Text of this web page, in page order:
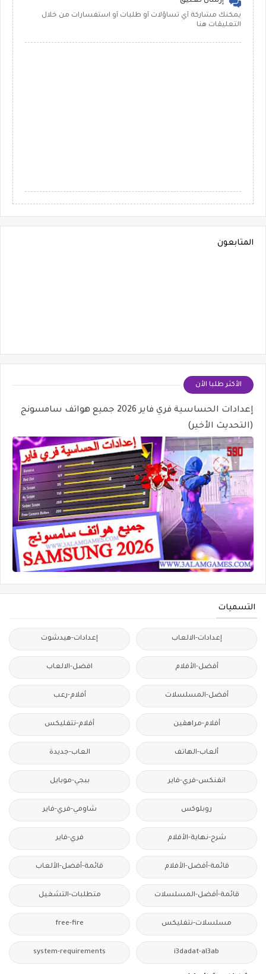
يمكنك مشاركة أي تساؤلات أو طلبات أو استفسارات من خلال
التعليقات هنا
المتابعون
الأكثر طلبا الأن
إعدادات الحساسية فري فاير 2026 جميع هواتف سامسونج
(التحديث الأخير)
التسميات
إعدادات-الالعاب إعدادات-هيدشوت
أفضل-الأفلام افضل-الالعاب
أفضل-المسلسلات أفلام-رعب
أفلام-مراهقين أفلام-نتفليكس
ألعاب-الهاتف العاب-جديدة
انفنكس-فري-فاير ببجي-موبايل
روبلوكس شاومي-فري-فاير
شرح-نهاية-الأفلام فري-فاير
قائمة-أفضل-الأفلام قائمة-أفضل-الألعاب
قائمة-أفضل-المسلسلات متطلبات-التشغيل
مسلسلات-نتفليكس free-fire
i3dadat-al3ab
system-requirements